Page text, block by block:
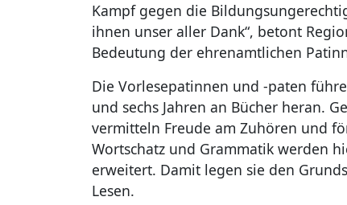
Kampf gegen die
ihnen unser aller Dank“, betont
Bedeutung der ehrenamtlichen
Die Vorlesepatinnen und -paten
und sechs Jahren an Bücher heran.
vermitteln Freude am Zuhören und
Wortschatz und Grammatik werden
erweitert. Damit legen sie den
Lesen.